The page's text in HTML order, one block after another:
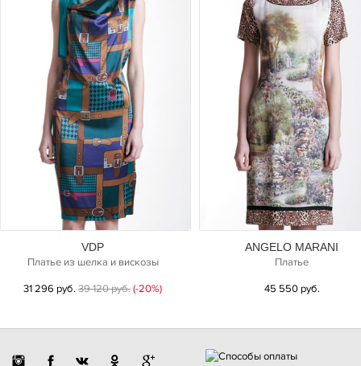
VDP
Платье из шелка и вискозы
31 296 руб.39 120 руб.(-20%)
ANGELO MARANI
Платье
45 550 руб.